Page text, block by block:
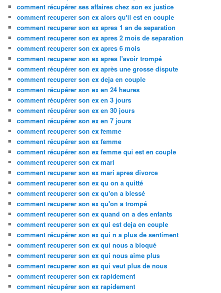
comment récupérer ses affaires chez son ex justice
comment recuperer son ex alors qu'il est en couple
comment recuperer son ex apres 1 an de separation
comment recuperer son ex apres 2 mois de separation
comment recuperer son ex apres 6 mois
comment recuperer son ex apres l'avoir trompé
comment récupérer son ex après une grosse dispute
comment recuperer son ex deja en couple
comment récupérer son ex en 24 heures
comment récupérer son ex en 3 jours
comment récupérer son ex en 30 jours
comment récupérer son ex en 7 jours
comment recuperer son ex femme
comment récupérer son ex femme
comment récupérer son ex femme qui est en couple
comment recuperer son ex mari
comment recuperer son ex mari apres divorce
comment recuperer son ex qu on a quitté
comment recuperer son ex qu'on a blessé
comment recuperer son ex qu'on a trompé
comment recuperer son ex quand on a des enfants
comment recuperer son ex qui est deja en couple
comment récupérer son ex qui n a plus de sentiment
comment recuperer son ex qui nous a bloqué
comment recuperer son ex qui nous aime plus
comment recuperer son ex qui veut plus de nous
comment recuperer son ex rapidement
comment récupérer son ex rapidement